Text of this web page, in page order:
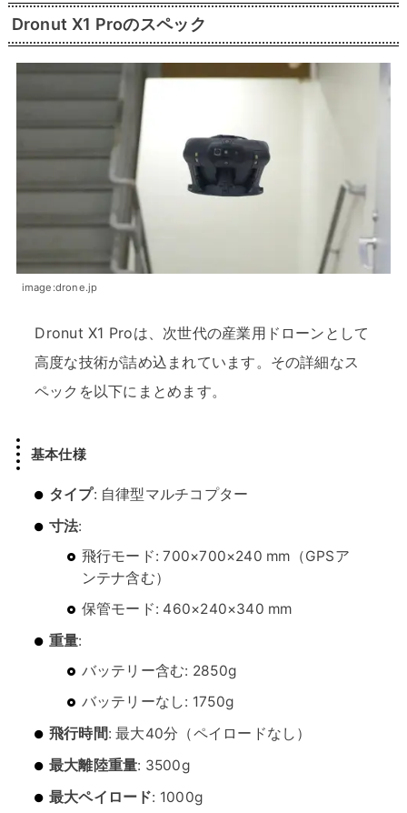
Dronut X1 Proのスペック
image:drone.jp
Dronut X1 Proは、次世代の産業用ドローンとして
高度な技術が詰め込まれています。その詳細なス
ペックを以下にまとめます。
基本仕様
タイプ: 自律型マルチコプター
寸法:
飛行モード: 700×700×240 mm（GPSア
ンテナ含む）
保管モード: 460×240×340 mm
重量:
バッテリー含む: 2850g
バッテリーなし: 1750g
飛行時間: 最大40分（ペイロードなし）
最大離陸重量: 3500g
最大ペイロード: 1000g